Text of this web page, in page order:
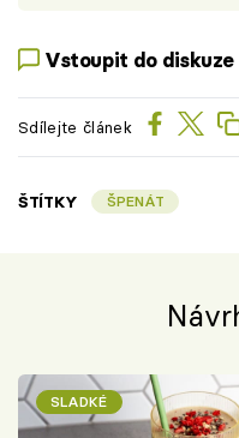
Vstoupit do diskuze
Sdílejte článek
ŠTÍTKY ŠPENÁT
SLADKÉ